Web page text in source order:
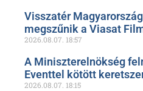
Visszatér
megszűnik a Viasat
2026.08.07. 18:57
A Miniszterelnökség
Eventtel kötött
2026.08.07. 18:15